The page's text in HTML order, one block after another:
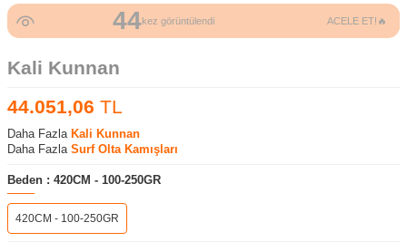
44kez görüntülendi ACELE ET!🔥
Kali Kunnan
44.051,06 TL
Daha Fazla Kali Kunnan
Daha Fazla Surf Olta Kamışları
Beden : 420CM - 100-250GR
420CM - 100-250GR